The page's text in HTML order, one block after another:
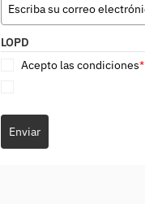
LOPD
Acepto las condiciones*
Enviar